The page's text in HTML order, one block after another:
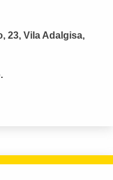
23, Vila Adalgisa,